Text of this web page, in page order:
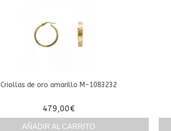
Criollas de oro amarillo M-1083232
479,00€
AÑADIR AL CARRITO